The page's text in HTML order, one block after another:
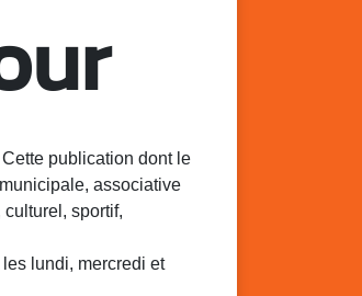
Cette publication dont le
associative
sportif,
lundi, mercredi et